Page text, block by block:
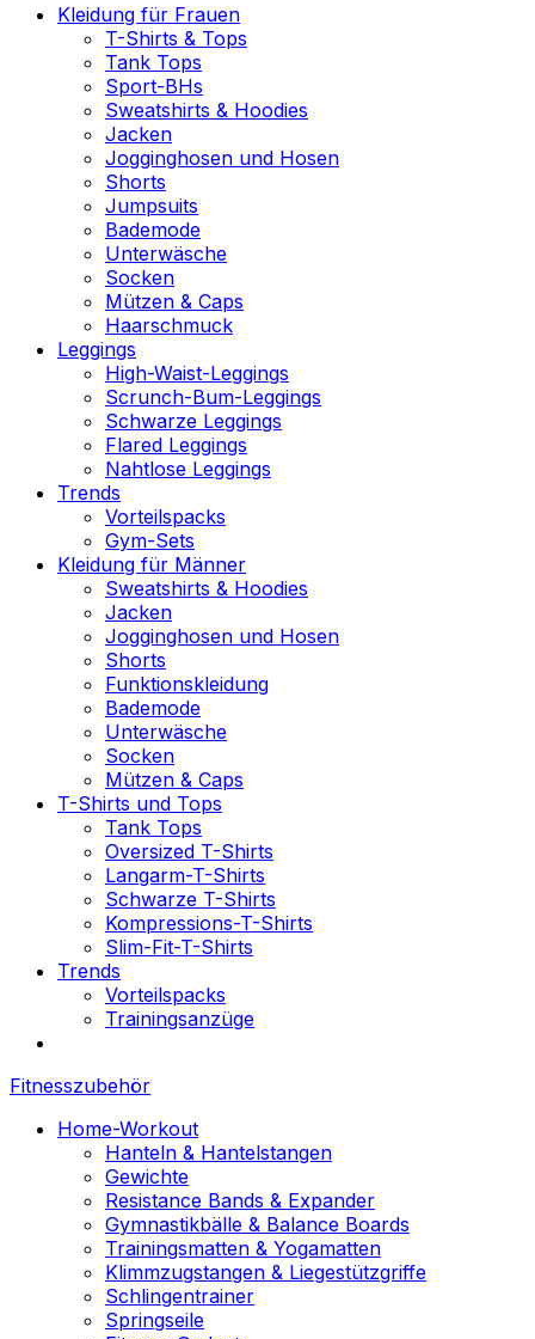
Kleidung für Frauen
T-Shirts & Tops
Tank Tops
Sport-BHs
Sweatshirts & Hoodies
Jacken
Jogginghosen und Hosen
Shorts
Jumpsuits
Bademode
Unterwäsche
Socken
Mützen & Caps
Haarschmuck
Leggings
High-Waist-Leggings
Scrunch-Bum-Leggings
Schwarze Leggings
Flared Leggings
Nahtlose Leggings
Trends
Vorteilspacks
Gym-Sets
Kleidung für Männer
Sweatshirts & Hoodies
Jacken
Jogginghosen und Hosen
Shorts
Funktionskleidung
Bademode
Unterwäsche
Socken
Mützen & Caps
T-Shirts und Tops
Tank Tops
Oversized T-Shirts
Langarm-T-Shirts
Schwarze T-Shirts
Kompressions-T-Shirts
Slim-Fit-T-Shirts
Trends
Vorteilspacks
Trainingsanzüge
Fitnesszubehör
Home-Workout
Hanteln & Hantelstangen
Gewichte
Resistance Bands & Expander
Gymnastikbälle & Balance Boards
Trainingsmatten & Yogamatten
Klimmzugstangen & Liegestützgriffe
Schlingentrainer
Springseile